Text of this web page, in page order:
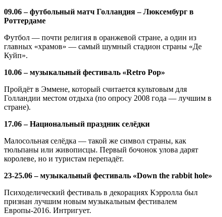
09.06 – футбольный матч Голландия – Люксембург в
Роттердаме
Футбол — почти религия в оранжевой стране, а один из
главных «храмов» — самый шумный стадион страны «Де
Куйп».
10.06 – музыкальный фестиваль «Retro Pop»
Пройдёт в Эммене, который считается культовым для
Голландии местом отдыха (по опросу 2008 года — лучшим в
стране).
17.06 – Национальный праздник селёдки
Малосольная селёдка — такой же символ страны, как
тюльпаны или живописцы. Первый бочонок улова дарят
королеве, но и туристам перепадёт.
23-25.06 – музыкальный фестиваль «Down the rabbit hole»
Психоделический фестиваль в декорациях Кэрролла был
признан лучшим новым музыкальным фестивалем
Европы-2016. Интригует.